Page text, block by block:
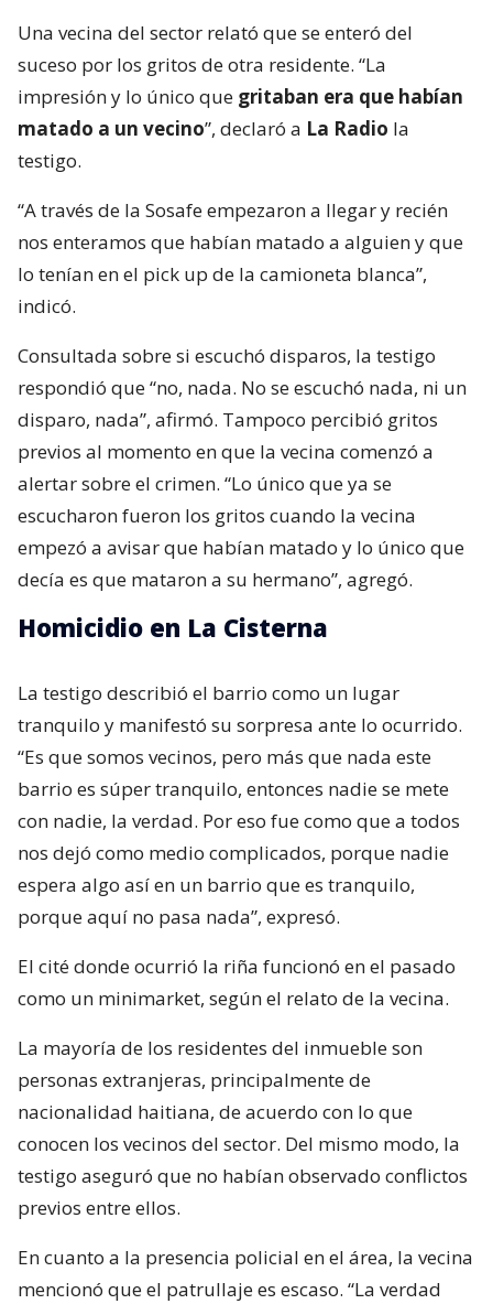
Una vecina del sector relató que se enteró del
suceso por los gritos de otra residente. “La
impresión y lo único que gritaban era que habían
matado a un vecino”, declaró a La Radio la
testigo.
“A través de la Sosafe empezaron a llegar y recién
nos enteramos que habían matado a alguien y que
lo tenían en el pick up de la camioneta blanca”,
indicó.
Consultada sobre si escuchó disparos, la testigo
respondió que “no, nada. No se escuchó nada, ni un
disparo, nada”, afirmó. Tampoco percibió gritos
previos al momento en que la vecina comenzó a
alertar sobre el crimen. “Lo único que ya se
escucharon fueron los gritos cuando la vecina
empezó a avisar que habían matado y lo único que
decía es que mataron a su hermano”, agregó.
Homicidio en La Cisterna
La testigo describió el barrio como un lugar
tranquilo y manifestó su sorpresa ante lo ocurrido.
“Es que somos vecinos, pero más que nada este
barrio es súper tranquilo, entonces nadie se mete
con nadie, la verdad. Por eso fue como que a todos
nos dejó como medio complicados, porque nadie
espera algo así en un barrio que es tranquilo,
porque aquí no pasa nada”, expresó.
El cité donde ocurrió la riña funcionó en el pasado
como un minimarket, según el relato de la vecina.
La mayoría de los residentes del inmueble son
personas extranjeras, principalmente de
nacionalidad haitiana, de acuerdo con lo que
conocen los vecinos del sector. Del mismo modo, la
testigo aseguró que no habían observado conflictos
previos entre ellos.
En cuanto a la presencia policial en el área, la vecina
mencionó que el patrullaje es escaso. “La verdad